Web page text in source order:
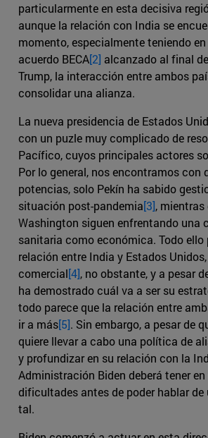
particularmente en esta decisiva
aunque la relación con India se
momento, especialmente teniendo
acuerdo BECA[2] alcanzado al final
Trump, la interacción entre ambos
consolidar una alianza.
La nueva presidencia de Estados
con un puzle muy complicado de
Pacífico, cuyos principales actores
Por lo general, nos encontramos con
potencias, solo Pekín ha sabido
situación post-pandemia[3], mientras
Washington siguen enfrentando una
sanitaria como económica. Todo ello
relación entre India y Estados
comercial[4], no obstante, y a pesar
ha demostrado cuál va a ser su
todo parece que la relación entre
ir a más[5]. Sin embargo, a pesar de
quiere llevar a cabo una política de
y profundizar en su relación con la
Administración Biden deberá tener
dificultades antes de poder hablar
tal.